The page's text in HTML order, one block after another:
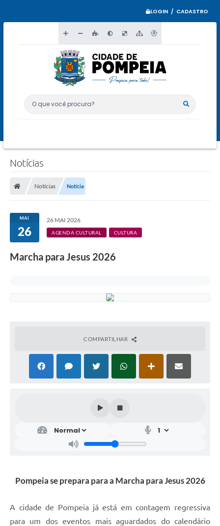
LOGIN / CADASTRO
O que você procura?
Notícias
Notícias Notícia
MAI
26
26 MAI 2026
AGENDA CULTURAL CULTURA
Marcha para Jesus 2026
COMPARTILHAR
Pompeia se prepara para a Marcha para Jesus 2026
A cidade de Pompeia já está em contagem regressiva
para um dos eventos mais aguardados do calendário